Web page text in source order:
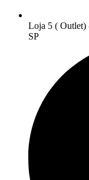
Loja 5 ( Outlet)
SP